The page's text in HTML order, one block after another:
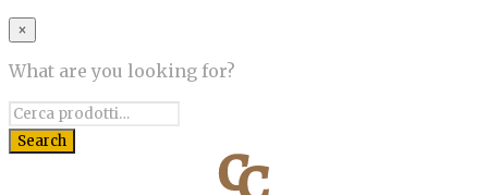
×
What are you looking for?